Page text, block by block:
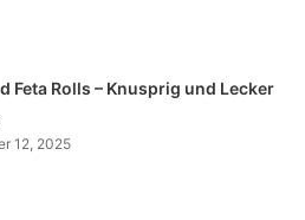
Feta Rolls – Knusprig und Lecker
12, 2025